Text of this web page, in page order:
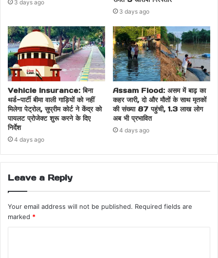
3 days ago
3 days ago
Vehicle Insurance: बिना
थर्ड-पार्टी बीमा वाली गाड़ियों को नहीं
मिलेगा पेट्रोल, सुप्रीम कोर्ट ने केंद्र को
पायलट प्रोजेक्ट शुरू करने के दिए
निर्देश
4 days ago
Assam Flood: असम में बाढ़ का
कहर जारी, दो और मौतों के साथ मृतकों
की संख्या 87 पहुंची, 1.3 लाख लोग
अब भी प्रभावित
4 days ago
Leave a Reply
Your email address will not be published. Required fields are
marked *